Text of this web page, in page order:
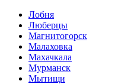
Лобня
Люберцы
Магнитогорск
Малаховка
Махачкала
Мурманск
Мытищи